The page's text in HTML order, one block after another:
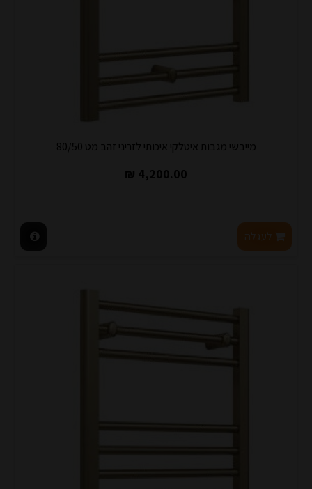
מייבשי מגבות איטלקי איכותי לזריני זהב מט 80/50
4,200.00 ₪
לעגלה